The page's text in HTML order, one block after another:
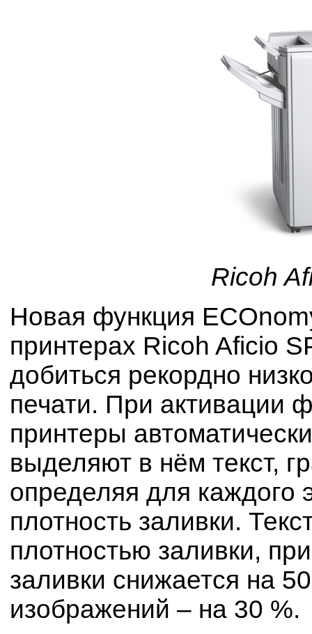
Ricoh
Новая функция
принтерах Ricoh Aficio
добиться рекордно
печати. При активации
принтеры
выделяют в нём текст,
определяя для каждого
плотность заливки.
плотностью заливки,
заливки снижается на
изображений – на 30 %.